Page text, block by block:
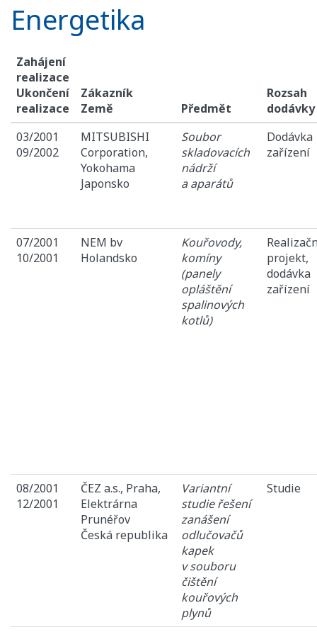
Energetika
Zahájení
realizace
Ukončení
realizace
Zákazník
Země
Předmět
Rozsah
dodávky
03/2001
09/2002
MITSUBISHI
Corporation,
Yokohama
Japonsko
Soubor
skladovacích
nádrží
a aparátů
Dodávka
zařízení
07/2001
10/2001
NEM bv
Holandsko
Kouřovody,
komíny
(panely
opláštění
spalinových
kotlů)
projekt,
dodávka
zařízení
08/2001
12/2001
ČEZ a.s., Praha,
Elektrárna
Prunéřov
Česká republika
Variantní
studie řešení
zanášení
odlučovačů
kapek
v souboru
čištění
kouřových
plynů
Studie